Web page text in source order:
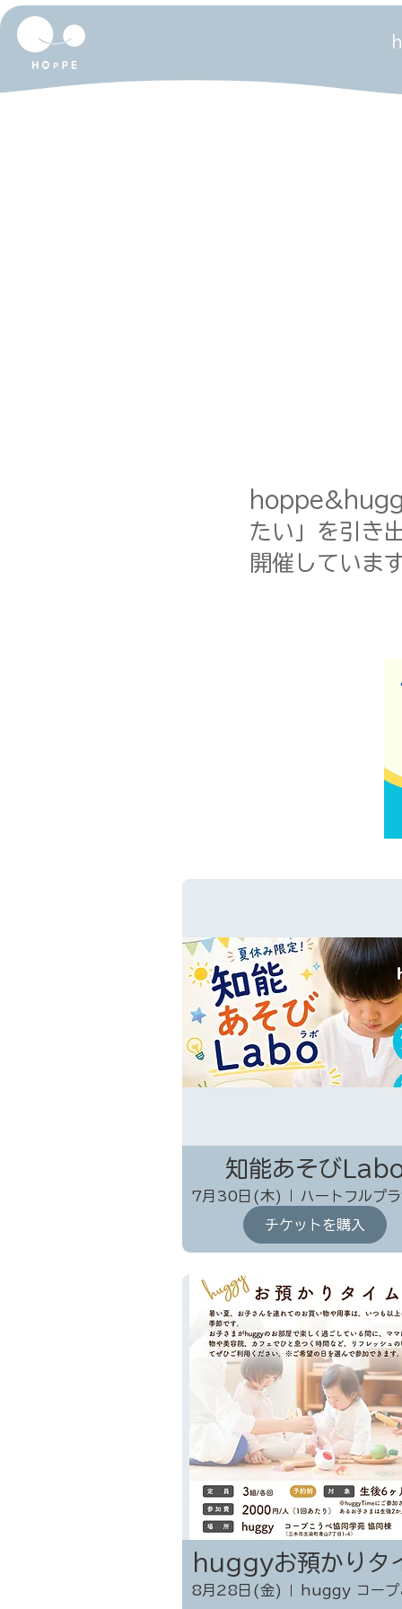
たい」を引き
開催していま
知能あそび
7月30日(木)
チケットを購入
huggyお預かりタ
8月28日(金)